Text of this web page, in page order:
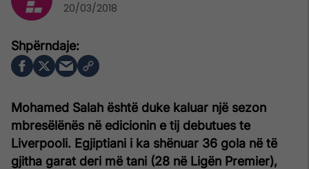
Mohamed Salah është duke kaluar një sezon
mbresëlënës në edicionin e tij debutues te
Liverpooli. Egjiptiani i ka shënuar 36 gola në të
gjitha garat deri më tani (28 në Ligën Premier),
20/03/2018